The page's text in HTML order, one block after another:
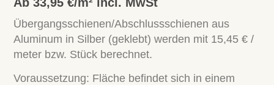
Übergangsschienen/Abschlussschienen aus
Aluminum in Silber (geklebt) werden mit 15,45 € /
meter bzw. Stück berechnet.
Voraussetzung: Fläche befindet sich in einem